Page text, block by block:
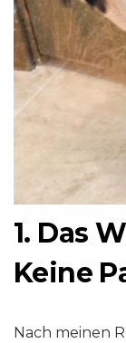
1. Das
Keine
Nach meinen